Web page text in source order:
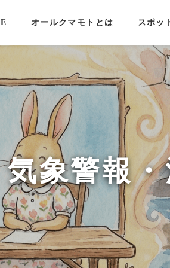
オールクマモトとは スポッ
気象警報